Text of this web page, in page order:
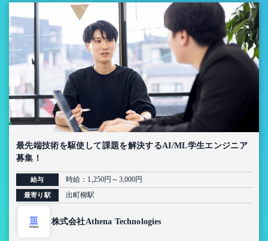
最先端技術を駆使して課題を解決するAI/ML学生エンジニア
募集！
給与 時給：1,250円～3,000円
最寄り駅 出町柳駅
株式会社Athena Technologies